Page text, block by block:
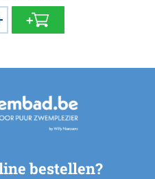
bestellen?